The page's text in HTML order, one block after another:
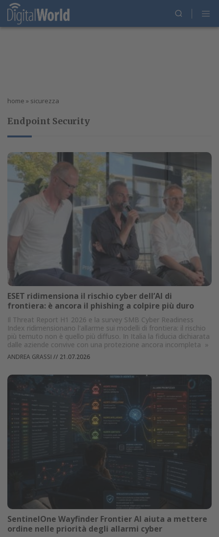
home » sicurezza
Endpoint Security
ESET ridimensiona il rischio cyber dell’AI di
frontiera: è ancora il phishing a colpire più duro
Il Threat Report H1 2026 e la survey SMB Cyber Readiness
Index ridimensionano l'allarme sui modelli di frontiera: il rischio
più temuto non è quello più diffuso. In Italia la fiducia dichiarata
dalle aziende convive con una protezione ancora incompleta »
ANDREA GRASSI // 21.07.2026
SentinelOne Wayfinder Frontier AI aiuta a mettere
ordine nelle priorità degli allarmi cyber